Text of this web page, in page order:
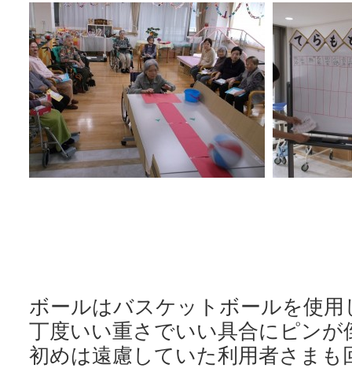
ボールはバスケットボールを使用
丁度いい重さでいい具合にピン
初めは遠慮していた利用者さまも